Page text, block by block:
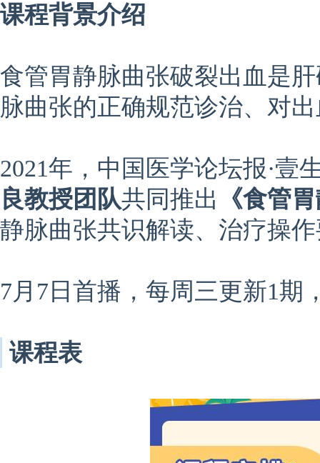
课程背景介绍
食管胃静脉曲张破裂出血是
脉曲张的正确规范诊治、对
2021年，中国医学论坛报·壹
良教授团队共同推出
《食管
静脉曲张共识解读、治疗操
7月7日首播，每周三更新1期
课程表